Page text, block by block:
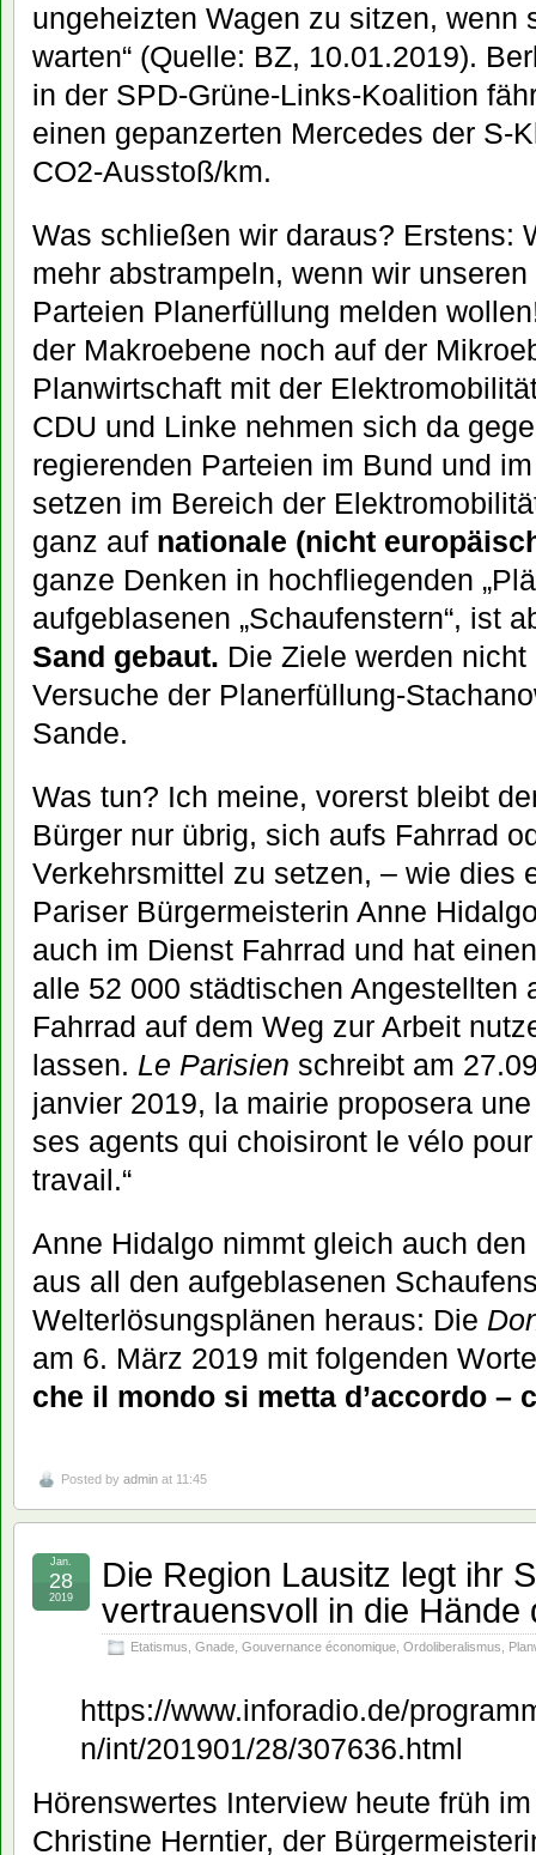
ungeheizten Wagen zu sitzen, wenn
warten“ (Quelle: BZ, 10.01.2019).
in der SPD-Grüne-Links-Koalition
einen gepanzerten Mercedes der S-
CO2-Ausstoß/km.
Was schließen wir daraus? Erstens:
mehr abstrampeln, wenn wir
Parteien Planerfüllung melden
der Makroebene noch auf der
Planwirtschaft mit der
CDU und Linke nehmen sich da
regierenden Parteien im Bund und
setzen im Bereich der
ganz auf nationale (nicht
ganze Denken in hochfliegenden
aufgeblasenen „Schaufenstern“, ist
Sand gebaut. Die Ziele werden
Versuche der Planerfüllung-
Sande.
Was tun? Ich meine, vorerst bleibt
Bürger nur übrig, sich aufs Fahrrad
Verkehrsmittel zu setzen, – wie dies
Pariser Bürgermeisterin Anne
auch im Dienst Fahrrad und hat
alle 52 000 städtischen Angestellten
Fahrrad auf dem Weg zur Arbeit
lassen. Le Parisien schreibt am
janvier 2019, la mairie proposera
ses agents qui choisiront le vélo
travail.“
Anne Hidalgo nimmt gleich auch
aus all den aufgeblasenen
Welterlösungsplänen heraus: Die
am 6. März 2019 mit folgenden
che il mondo si metta d’accordo –
Posted by admin at 11:45
Die Region Lausitz legt ihr
vertrauensvoll in die Hände
Etatismus Gnade Gouvernance économique Ordoliberalismus
Jan.
28
2019
https://www.inforadio.de/
n/int/201901/28/307636.html
Hörenswertes Interview heute früh
Christine Herntier, der